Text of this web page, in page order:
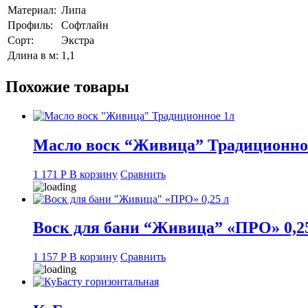
м
Материал: Липа
Профиль:
Софтлайн
Сорт:
Экстра
Длина в м: 1,1
Похожие товары
Масло воск “Живица”
1 171 Р В корзину Сравнить
Воск для бани “Живица” «ПРО»
1 157 Р В корзину Сравнить